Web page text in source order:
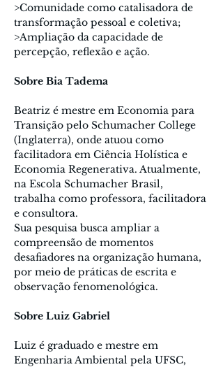
>Comunidade como catalisadora de
transformação pessoal e coletiva;
>Ampliação da capacidade de
percepção, reflexão e ação.
Sobre Bia Tadema
Beatriz é mestre em Economia para
Transição pelo Schumacher College
(Inglaterra), onde atuou como
facilitadora em Ciência Holística e
Economia Regenerativa. Atualmente,
na Escola Schumacher Brasil,
trabalha como professora, facilitadora
e consultora.
Sua pesquisa busca ampliar a
compreensão de momentos
desafiadores na organização humana,
por meio de práticas de escrita e
observação fenomenológica.
Sobre Luiz Gabriel
Luiz é graduado e mestre em
Engenharia Ambiental pela UFSC,